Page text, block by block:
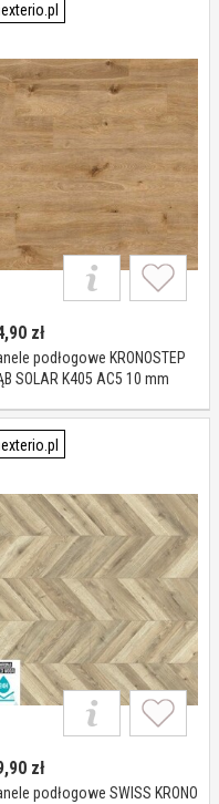
zł
podłogowe KRONOSTEP
SOLAR K405 AC5 10 mm
zł
podłogowe SWISS KRONO